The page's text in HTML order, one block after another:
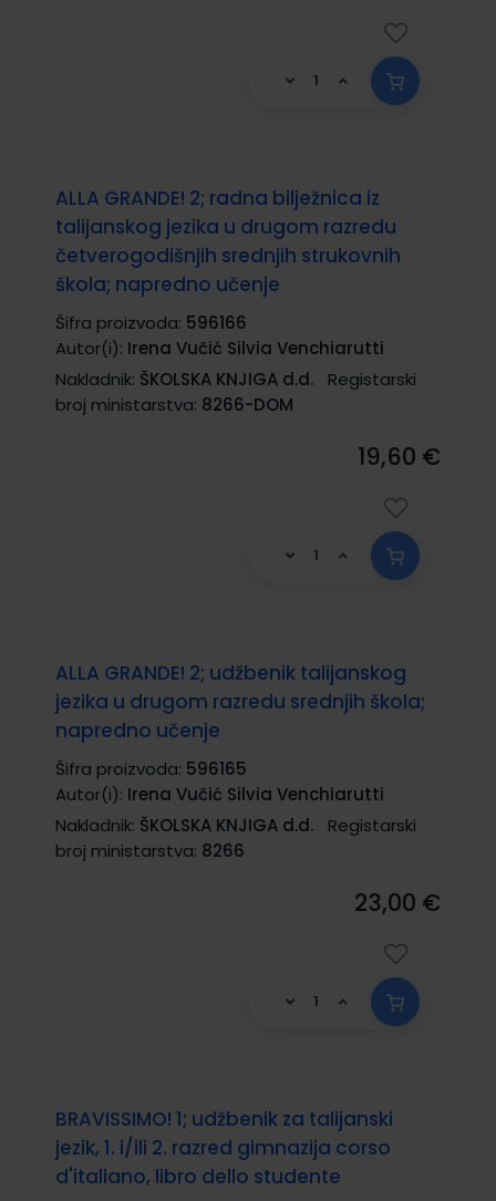
ALLA GRANDE! 2; radna bilježnica iz
talijanskog jezika u drugom razredu
četverogodišnjih srednjih strukovnih
škola; napredno učenje
Šifra proizvoda: 596166
Autor(i): Irena Vučić Silvia Venchiarutti
Nakladnik: ŠKOLSKA KNJIGA d.d.
Registarski
broj ministarstva: 8266-DOM
19,60 €
ALLA GRANDE! 2; udžbenik talijanskog
jezika u drugom razredu srednjih škola;
napredno učenje
Šifra proizvoda: 596165
Autor(i): Irena Vučić Silvia Venchiarutti
Nakladnik: ŠKOLSKA KNJIGA d.d.
Registarski
broj ministarstva: 8266
23,00 €
BRAVISSIMO! 1; udžbenik za talijanski
jezik, 1. i/ili 2. razred gimnazija corso
d'italiano, libro dello studente